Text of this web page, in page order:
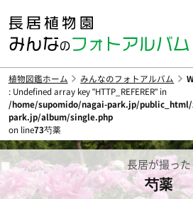
植物図鑑ホーム みんなのフォトアルバム
: Undefined array key "HTTP_REFERER" in
/home/supomido/nagai-park.jp/
park.jp/album/single.php
on line73芍薬
長居が撮った
芍薬